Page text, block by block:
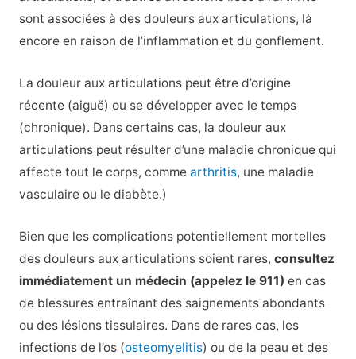
sont associées à des douleurs aux articulations, là
encore en raison de l’inflammation et du gonflement.
La douleur aux articulations peut être d’origine
récente (aiguë) ou se développer avec le temps
(chronique). Dans certains cas, la douleur aux
articulations peut résulter d’une maladie chronique qui
affecte tout le corps, comme arthritis, une maladie
vasculaire ou le diabète.)
Bien que les complications potentiellement mortelles
des douleurs aux articulations soient rares, consultez
immédiatement un médecin (appelez le 911) en cas
de blessures entraînant des saignements abondants
ou des lésions tissulaires. Dans de rares cas, les
infections de l’os (osteomyelitis) ou de la peau et des